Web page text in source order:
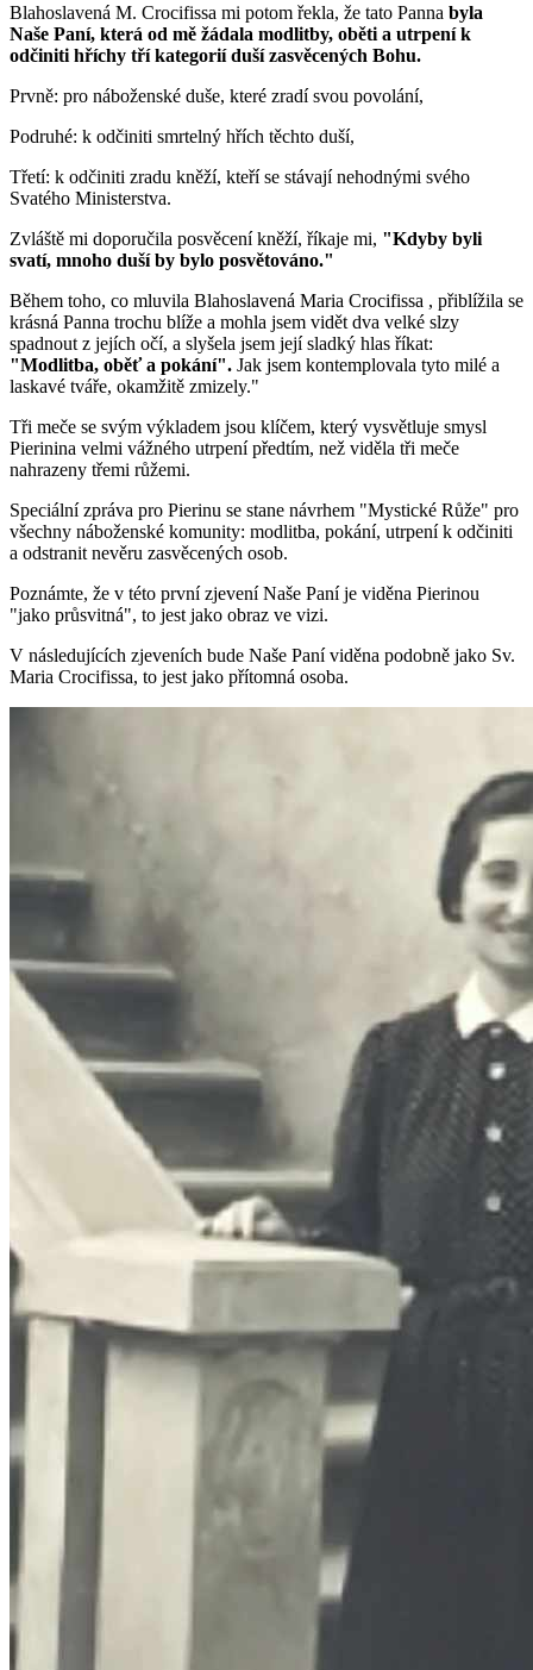
Blahoslavená M. Crocifissa mi potom řekla, že tato Panna byla
Naše Paní, která od mě žádala modlitby, oběti a utrpení k
odčiniti hříchy tří kategorií duší zasvěcených Bohu.
Prvně: pro náboženské duše, které zradí svou povolání,
Podruhé: k odčiniti smrtelný hřích těchto duší,
Třetí: k odčiniti zradu kněží, kteří se stávají nehodnými svého
Svatého Ministerstva.
Zvláště mi doporučila posvěcení kněží, říkaje mi, "Kdyby byli
svatí, mnoho duší by bylo posvětováno."
Během toho, co mluvila Blahoslavená Maria Crocifissa , přiblížila se
krásná Panna trochu blíže a mohla jsem vidět dva velké slzy
spadnout z jejích očí, a slyšela jsem její sladký hlas říkat:
"Modlitba, oběť a pokání". Jak jsem kontemplovala tyto milé a
laskavé tváře, okamžitě zmizely."
Tři meče se svým výkladem jsou klíčem, který vysvětluje smysl
Pierinina velmi vážného utrpení předtím, než viděla tři meče
nahrazeny třemi růžemi.
Speciální zpráva pro Pierinu se stane návrhem "Mystické Růže" pro
všechny náboženské komunity: modlitba, pokání, utrpení k odčiniti
a odstranit nevěru zasvěcených osob.
Poznámte, že v této první zjevení Naše Paní je viděna Pierinou
"jako průsvitná", to jest jako obraz ve vizi.
V následujících zjeveních bude Naše Paní viděna podobně jako Sv.
Maria Crocifissa, to jest jako přítomná osoba.